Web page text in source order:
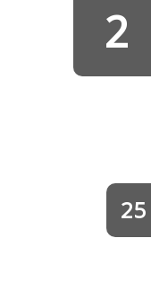
2
25